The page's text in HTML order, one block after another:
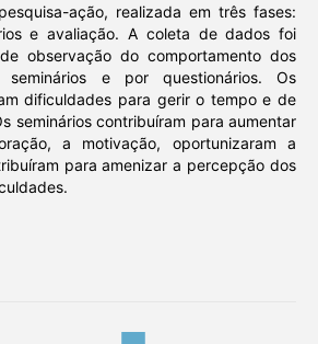
ação, realizada em três fases:
e avaliação. A coleta de dados foi
observação do comportamento dos
e por questionários. Os
dificuldades para gerir o tempo e de
seminários contribuíram para aumentar
a motivação, oportunizaram a
para amenizar a percepção dos